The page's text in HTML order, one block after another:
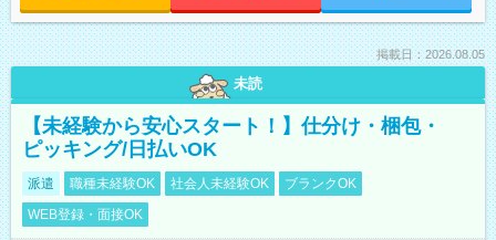
掲載日：2026.08.05
未読
【未経験から安心スタート！】仕分け・梱包・
ピッキング/日払いOK
派遣 職種未経験OK 社会人未経験OK
ブランクOK
WEB登録・面接OK